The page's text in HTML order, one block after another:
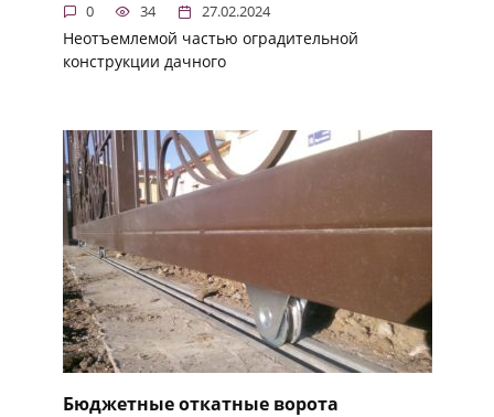
0 34 27.02.2024
Неотъемлемой частью оградительной
конструкции дачного
Бюджетные откатные ворота